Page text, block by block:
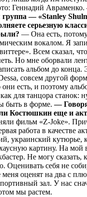
Геннадий Авраменко.
группа — «Stanley
серьезную
— Она есть,
вокалом. Я
Всем сказал,
Но мне оборвали
альбом до конца.
совсем другой
есть, и поэтому
для танцора станок:
быть в форме.—
Костюшкин еще и
фильм «Z-Joke».
работа в качестве
украинский кутюрье,
картину. На мой
Не могу сказать,
Оценивать себя не
меня оценят на два с
зал. У нас
мы растем.